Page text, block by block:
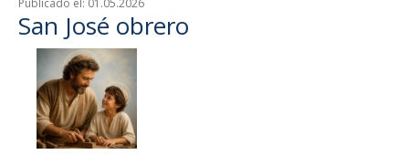
Publicado el: 01.05.2026
San José obrero